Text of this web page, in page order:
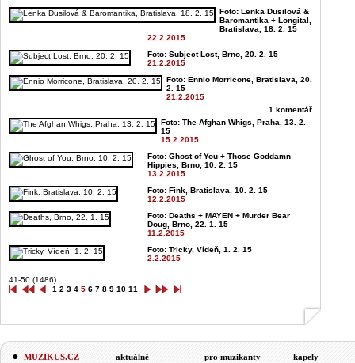
Foto: Lenka Dusilová &
Baromantika + Longital,
Bratislava, 18. 2. 15
22.2.2015
Foto: Subject Lost, Brno, 20. 2. 15
21.2.2015
Foto: Ennio Morricone, Bratislava, 20.
2. 15
21.2.2015
1 komentář
Foto: The Afghan Whigs, Praha, 13. 2.
15
15.2.2015
Foto: Ghost of You + Those Goddamn
Hippies, Brno, 10. 2. 15
13.2.2015
Foto: Fink, Bratislava, 10. 2. 15
12.2.2015
Foto: Deaths + MAYEN + Murder Bear
Doug, Brno, 22. 1. 15
11.2.2015
Foto: Tricky, Vídeň, 1. 2. 15
2.2.2015
41-50 (1486)
1 2 3 4 5 6 7 8 9 10 11
MUZIKUS.CZ
aktuálně
pro muzikanty
kapely